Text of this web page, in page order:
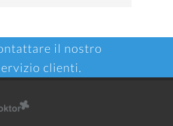
il nostro
clienti.